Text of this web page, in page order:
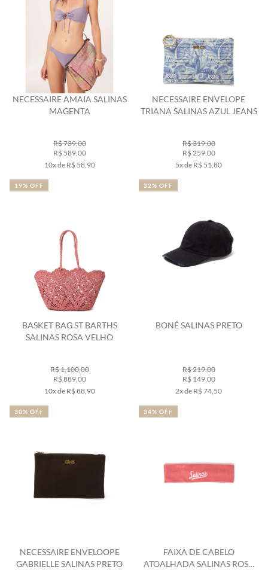
NECESSAIRE AMAIA SALINAS
MAGENTA
R$ 739,00
R$ 589,00
10x de R$ 58,90
NECESSAIRE ENVELOPE
TRIANA SALINAS AZUL JEANS
R$ 319,00
R$ 259,00
5x de R$ 51,80
BASKET BAG ST BARTHS
SALINAS ROSA VELHO
R$ 1.100,00
R$ 889,00
10x de R$ 88,90
19% OFF
BONÉ SALINAS PRETO
R$ 219,00
R$ 149,00
2x de R$ 74,50
32% OFF
NECESSAIRE ENVELOOPE
GABRIELLE SALINAS PRETO
30% OFF
FAIXA DE CABELO
ATOALHADA SALINAS ROSA
34% OFF